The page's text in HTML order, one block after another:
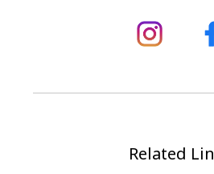
Related